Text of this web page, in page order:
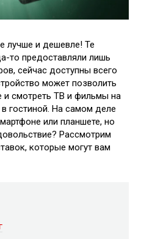
лучше и дешевле! Те
то предоставляли лишь
сейчас доступны всего
может позволить
и смотреть ТВ и фильмы на
в гостиной. На самом деле
или планшете, но
Рассмотрим
которые могут вам